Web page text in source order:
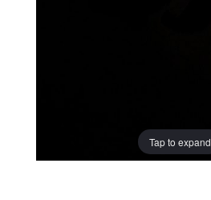
Tap to expand